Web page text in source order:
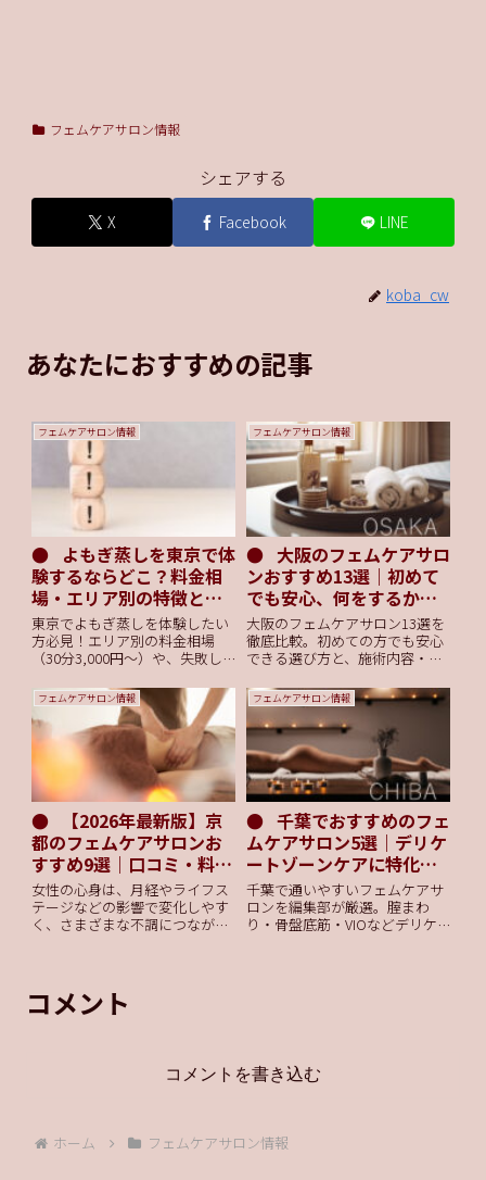
フェムケアサロン情報
シェアする
X Facebook LINE
koba_cw
あなたにおすすめの記事
フェムケアサロン情報
験するならどこ？料金相
場・エリア別の特徴と注
意点
東京でよもぎ蒸しを体験したい
方必見！エリア別の料金相場
（30分3,000円〜）や、失敗し
詳しく解説します。新宿・渋
谷・銀座の人気店紹介や、生理
中の利用、アレルギー等の注意
点まで、安心して通うための情
報を網羅。
フェムケアサロン情報
ンおすすめ13選｜初めて
でも安心、何をするか分
かる完全ガイド【2026
年】
大阪のフェムケアサロン13選を
徹底比較。初めての方でも安心
できる選び方と、施術内容・料
デリケートゾーンのお悩みを相
談できるサロン探しに。
フェムケアサロン情報
都のフェムケアサロンお
すすめ9選｜口コミ・料
金・効果まとめ
女性の心身は、月経やライフス
テージなどの影響で変化しやす
く、さまざまな不調につながる
のだから」と諦めず自分自身で
ケアをしたりする重要性も広ま
フェムケアサロン情報
ムケアサロン5選｜デリケ
ートゾーンケアに特化し
た専門店を紹介
千葉で通いやすいフェムケアサ
ロンを編集部が厳選。腟まわ
り・骨盤底筋・VIOなどデリケ
選びやすい構成で安心、迷わな
い比較表や詳しいQ&Aも掲載。
コメント
コメントを書き込む
ホーム フェムケアサロン情報